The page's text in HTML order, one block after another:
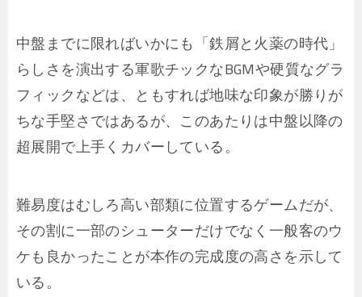
中盤までに限ればいかにも「鉄屑と火薬の時代」
らしさを演出する軍歌チックなBGMや硬質なグラ
フィックなどは、ともすれば地味な印象が勝りが
ちな手堅さではあるが、このあたりは中盤以降の
超展開で上手くカバーしている。
難易度はむしろ高い部類に位置するゲームだが、
その割に一部のシューターだけでなく一般客のウ
ケも良かったことが本作の完成度の高さを示して
いる。